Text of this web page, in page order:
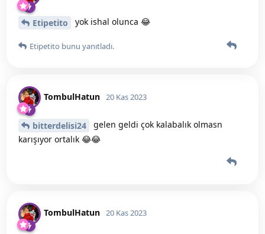
Etipetito yok ishal olunca 😂
Etipetito bunu yanıtladı.
TombulHatun 20 Kas 2023
bitterdelisi24
gelen geldi çok kalabalık olmasn
karışıyor ortalık 😂😂
TombulHatun 20 Kas 2023